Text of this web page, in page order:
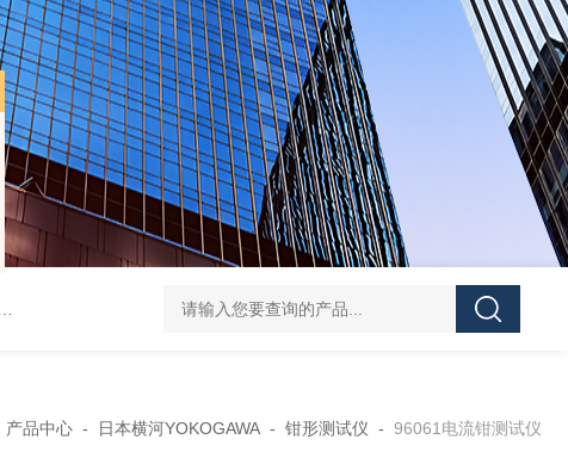
EJA438E-DHSCJ-910DA隔膜密封式压力变送器
产品中心 - 日本横河YOKOGAWA - 钳形测试仪 - 96061电流钳测试仪